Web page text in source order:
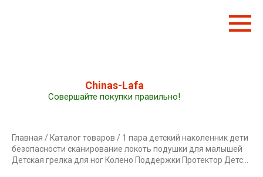
Chinas-Lafa
Совершайте покупки правильно!
Главная / Каталог товаров / 1 пара детский наколенник дети
безопасности сканирование локоть подушки для малышей
Детская грелка для ног Колено Поддержки Протектор Детс…